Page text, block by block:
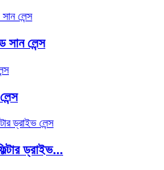
লেন্স
ড্রাইভ...